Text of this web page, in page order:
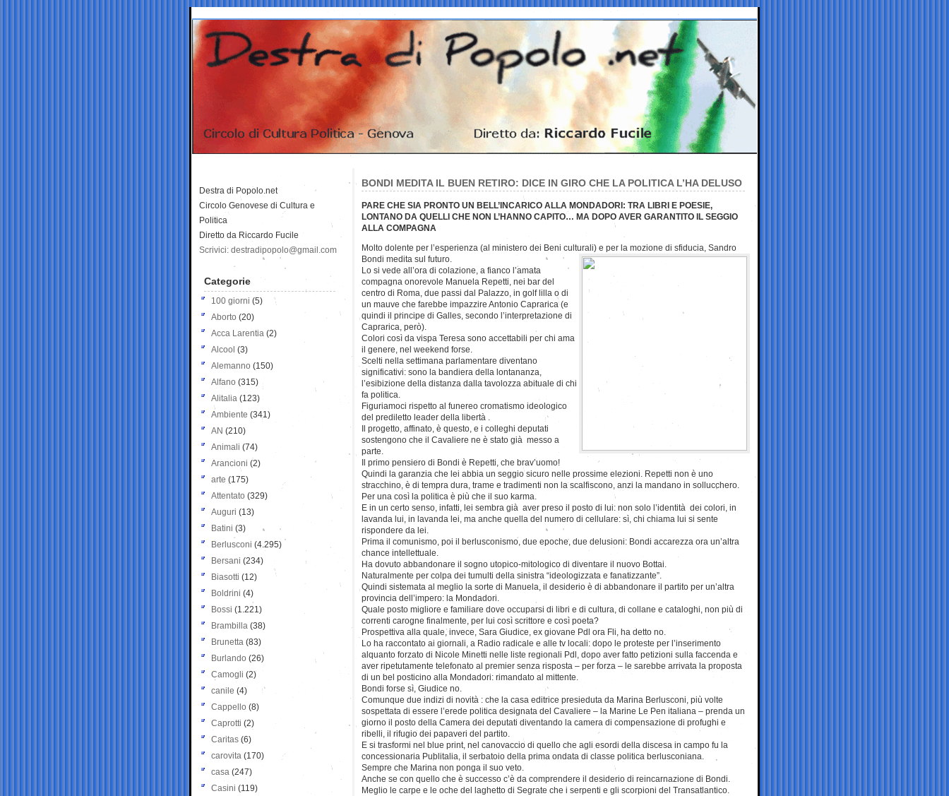
BONDI MEDITA IL BUEN RETIRO: DICE IN GIRO CHE LA POLITICA L’HA DELUSO
PARE CHE SIA PRONTO UN BELL’INCARICO ALLA MONDADORI: TRA LIBRI E POESIE,
LONTANO DA QUELLI CHE NON L’HANNO CAPITO… MA DOPO AVER GARANTITO IL SEGGIO
ALLA COMPAGNA
Molto dolente per l’esperienza (al ministero dei Beni culturali) e per la mozione di sfiducia, Sandro
Bondi medita sul futuro.
Lo si vede all’ora di colazione, a fianco l’amata
compagna onorevole Manuela Repetti, nei bar del
centro di Roma, due passi dal Palazzo, in golf lilla o di
un mauve che farebbe impazzire Antonio Caprarica (e
quindi il principe di Galles, secondo l’interpretazione di
Caprarica, però).
Colori così da vispa Teresa sono accettabili per chi ama
il genere, nel weekend forse.
Scelti nella settimana parlamentare diventano
significativi: sono la bandiera della lontananza,
l’esibizione della distanza dalla tavolozza abituale di chi
fa politica.
Figuriamoci rispetto al funereo cromatismo ideologico
del prediletto leader della libertà .
Il progetto, affinato, è questo, e i colleghi deputati
sostengono che il Cavaliere ne è stato già messo a
parte.
Il primo pensiero di Bondi è Repetti, che brav’uomo!
Quindi la garanzia che lei abbia un seggio sicuro nelle prossime elezioni. Repetti non è uno
stracchino, è di tempra dura, trame e tradimenti non la scalfiscono, anzi la mandano in sollucchero.
Per una così la politica è più che il suo karma.
E in un certo senso, infatti, lei sembra già aver preso il posto di lui: non solo l’identità dei colori, in
lavanda lui, in lavanda lei, ma anche quella del numero di cellulare: sì, chi chiama lui si sente
rispondere da lei.
Prima il comunismo, poi il berlusconismo, due epoche, due delusioni: Bondi accarezza ora un’altra
chance intellettuale.
Ha dovuto abbandonare il sogno utopico-mitologico di diventare il nuovo Bottai.
Naturalmente per colpa dei tumulti della sinistra “ideologizzata e fanatizzante”.
Quindi sistemata al meglio la sorte di Manuela, il desiderio è di abbandonare il partito per un’altra
provincia dell’impero: la Mondadori.
Quale posto migliore e familiare dove occuparsi di libri e di cultura, di collane e cataloghi, non più di
correnti carogne finalmente, per lui così scrittore e così poeta?
Prospettiva alla quale, invece, Sara Giudice, ex giovane Pdl ora Fli, ha detto no.
Lo ha raccontato ai giornali, a Radio radicale e alle tv locali: dopo le proteste per l’inserimento
alquanto forzato di Nicole Minetti nelle liste regionali Pdl, dopo aver fatto petizioni sulla faccenda e
aver ripetutamente telefonato al premier senza risposta – per forza – le sarebbe arrivata la proposta
di un bel posticino alla Mondadori: rimandato al mittente.
Bondi forse sì, Giudice no.
Comunque due indizi di novità : che la casa editrice presieduta da Marina Berlusconi, più volte
sospettata di essere l’erede politica designata del Cavaliere – la Marine Le Pen italiana – prenda un
giorno il posto della Camera dei deputati diventando la camera di compensazione di profughi e
ribelli, il rifugio dei papaveri del partito.
E si trasformi nel blue print, nel canovaccio di quello che agli esordi della discesa in campo fu la
concessionaria Publitalia, il serbatoio della prima ondata di classe politica berlusconiana.
Sempre che Marina non ponga il suo veto.
Anche se con quello che è successo c’è da comprendere il desiderio di reincarnazione di Bondi.
Meglio le carpe e le oche del laghetto di Segrate che i serpenti e gli scorpioni del Transatlantico.
Destra di Popolo.net
Circolo Genovese di Cultura e
Politica
Diretto da Riccardo Fucile
Scrivici: destradipopolo@gmail.com
Categorie
100 giorni (5)
Aborto (20)
Acca Larentia (2)
Alcool (3)
Alemanno (150)
Alfano (315)
Alitalia (123)
Ambiente (341)
AN (210)
Animali (74)
Arancioni (2)
arte (175)
Attentato (329)
Auguri (13)
Batini (3)
Berlusconi (4.295)
Bersani (234)
Biasotti (12)
Boldrini (4)
Bossi (1.221)
Brambilla (38)
Brunetta (83)
Burlando (26)
Camogli (2)
canile (4)
Cappello (8)
Caprotti (2)
Caritas (6)
carovita (170)
casa (247)
Casini (119)